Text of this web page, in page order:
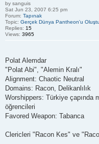
by sanguis
Sat Jun 23, 2007 6:25 pm
Forum: Tapınak
Topic: Gerçek Dünya Pantheon'u
Replies: 15
Views: 3965
Polat Alemdar
"Polat Abi", "Alemin Kralı"
Alignment: Chaotic Neutral
Domains: Racon, Delikanlılık
Worshippers: Türkiye çapında
öğrencileri
Favored Weapon: Tabanca
Clericleri "Racon Kes" ve